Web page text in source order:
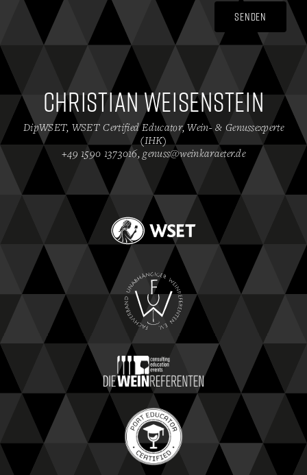
Senden
Christian Weisenstein
DipWSET, WSET Certified Educator, Wein- & Genussexperte
(IHK)
+49 1590 1373016,genuss@weinkaraeter.de